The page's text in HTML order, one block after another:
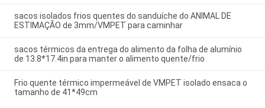
sacos isolados frios quentes do sanduíche do ANIMAL DE
ESTIMAÇÃO de 3mm/VMPET para caminhar
sacos térmicos da entrega do alimento da folha de alumínio
de 13.8*17.4in para manter o alimento quente/frio
Frio quente térmico impermeável de VMPET isolado ensaca o
tamanho de 41*49cm